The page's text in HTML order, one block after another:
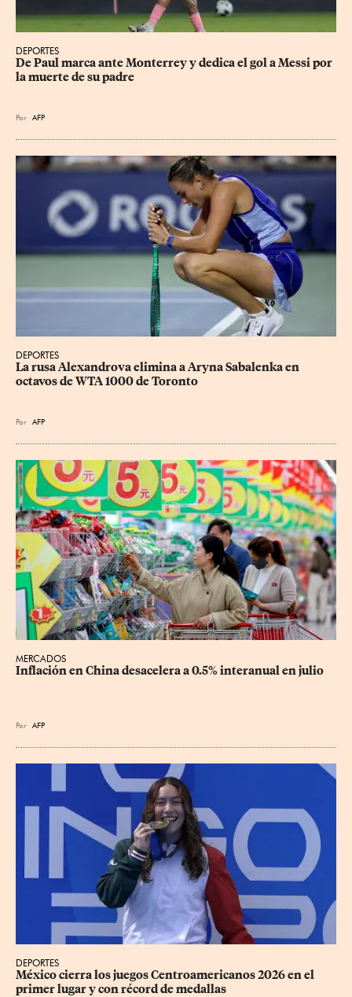
DEPORTES
De Paul marca ante Monterrey y dedica el gol a Messi por
la muerte de su padre
Por AFP
DEPORTES
La rusa Alexandrova elimina a Aryna Sabalenka en
octavos de WTA 1000 de Toronto
Por AFP
MERCADOS
Inflación en China desacelera a 0.5% interanual en julio
Por AFP
DEPORTES
México cierra los juegos Centroamericanos 2026 en el
primer lugar y con récord de medallas